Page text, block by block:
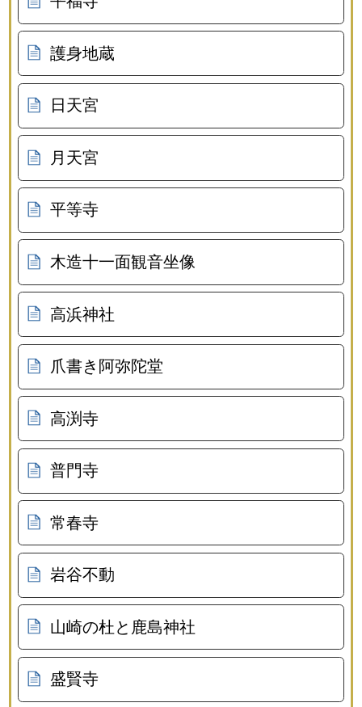
護身地蔵
日天宮
月天宮
平等寺
木造十一面観音坐像
高浜神社
爪書き阿弥陀堂
高渕寺
普門寺
常春寺
岩谷不動
山崎の杜と鹿島神社
盛賢寺